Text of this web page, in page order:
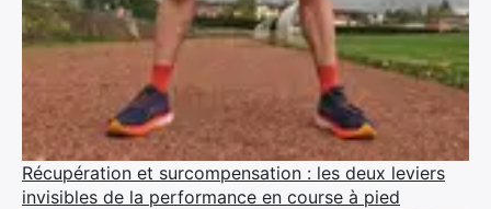
Récupération et surcompensation : les deux leviers
invisibles de la performance en course à pied